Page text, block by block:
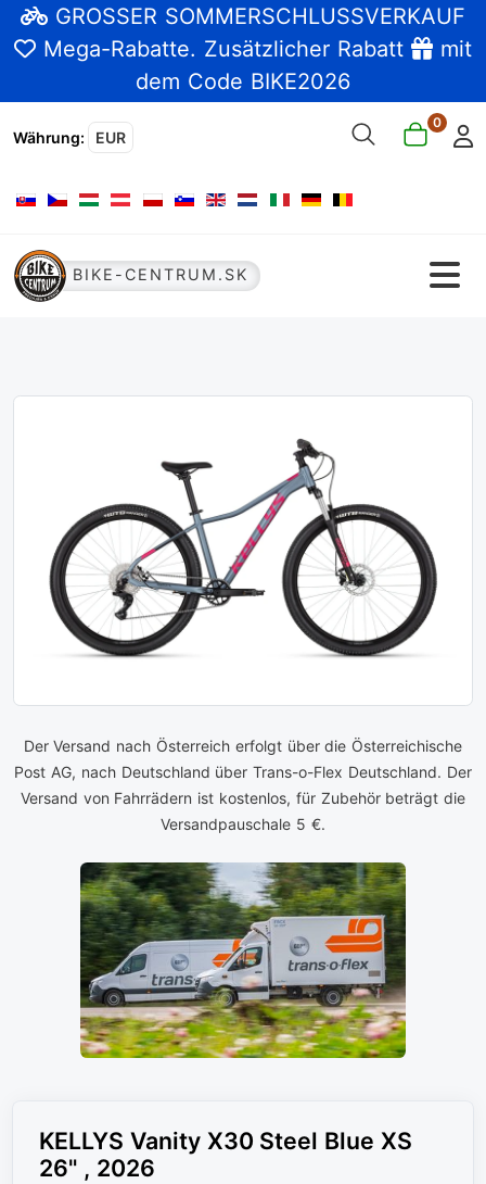
GROSSER SOMMERSCHLUSSVERKAUF
Mega-Rabatte. Zusätzlicher Rabatt
mit
dem Code BIKE2026
Währung: EUR
0
Sprache auswählen
BIKE-CENTRUM.SK
Der Versand nach Österreich erfolgt über die Österreichische
Post AG, nach Deutschland über Trans-o-Flex Deutschland. Der
Versand von Fahrrädern ist kostenlos, für Zubehör beträgt die
Versandpauschale 5 €.
KELLYS Vanity X30 Steel Blue XS
26" , 2026